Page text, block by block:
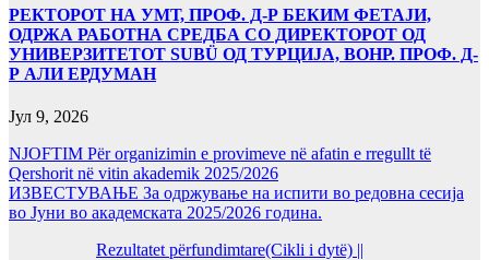
РЕКТОРОТ НА УМТ, ПРОФ. Д-Р БЕКИМ ФЕТАЈИ,
ОДРЖА РАБОТНА СРЕДБА СО ДИРЕКТОРОТ ОД
УНИВЕРЗИТЕТОТ SUBÜ ОД ТУРЦИЈА, ВОНР. ПРОФ. Д-
Р АЛИ ЕРДУМАН
Јул 9, 2026
NJOFTIM Për organizimin e provimeve në afatin e rregullt të
Qershorit në vitin akademik 2025/2026
ИЗВЕСТУВАЊЕ За одржување на испити во редовна сесија
во Јуни во академската 2025/2026 година.
Rezultatet përfundimtare(Cikli i dytë) ||